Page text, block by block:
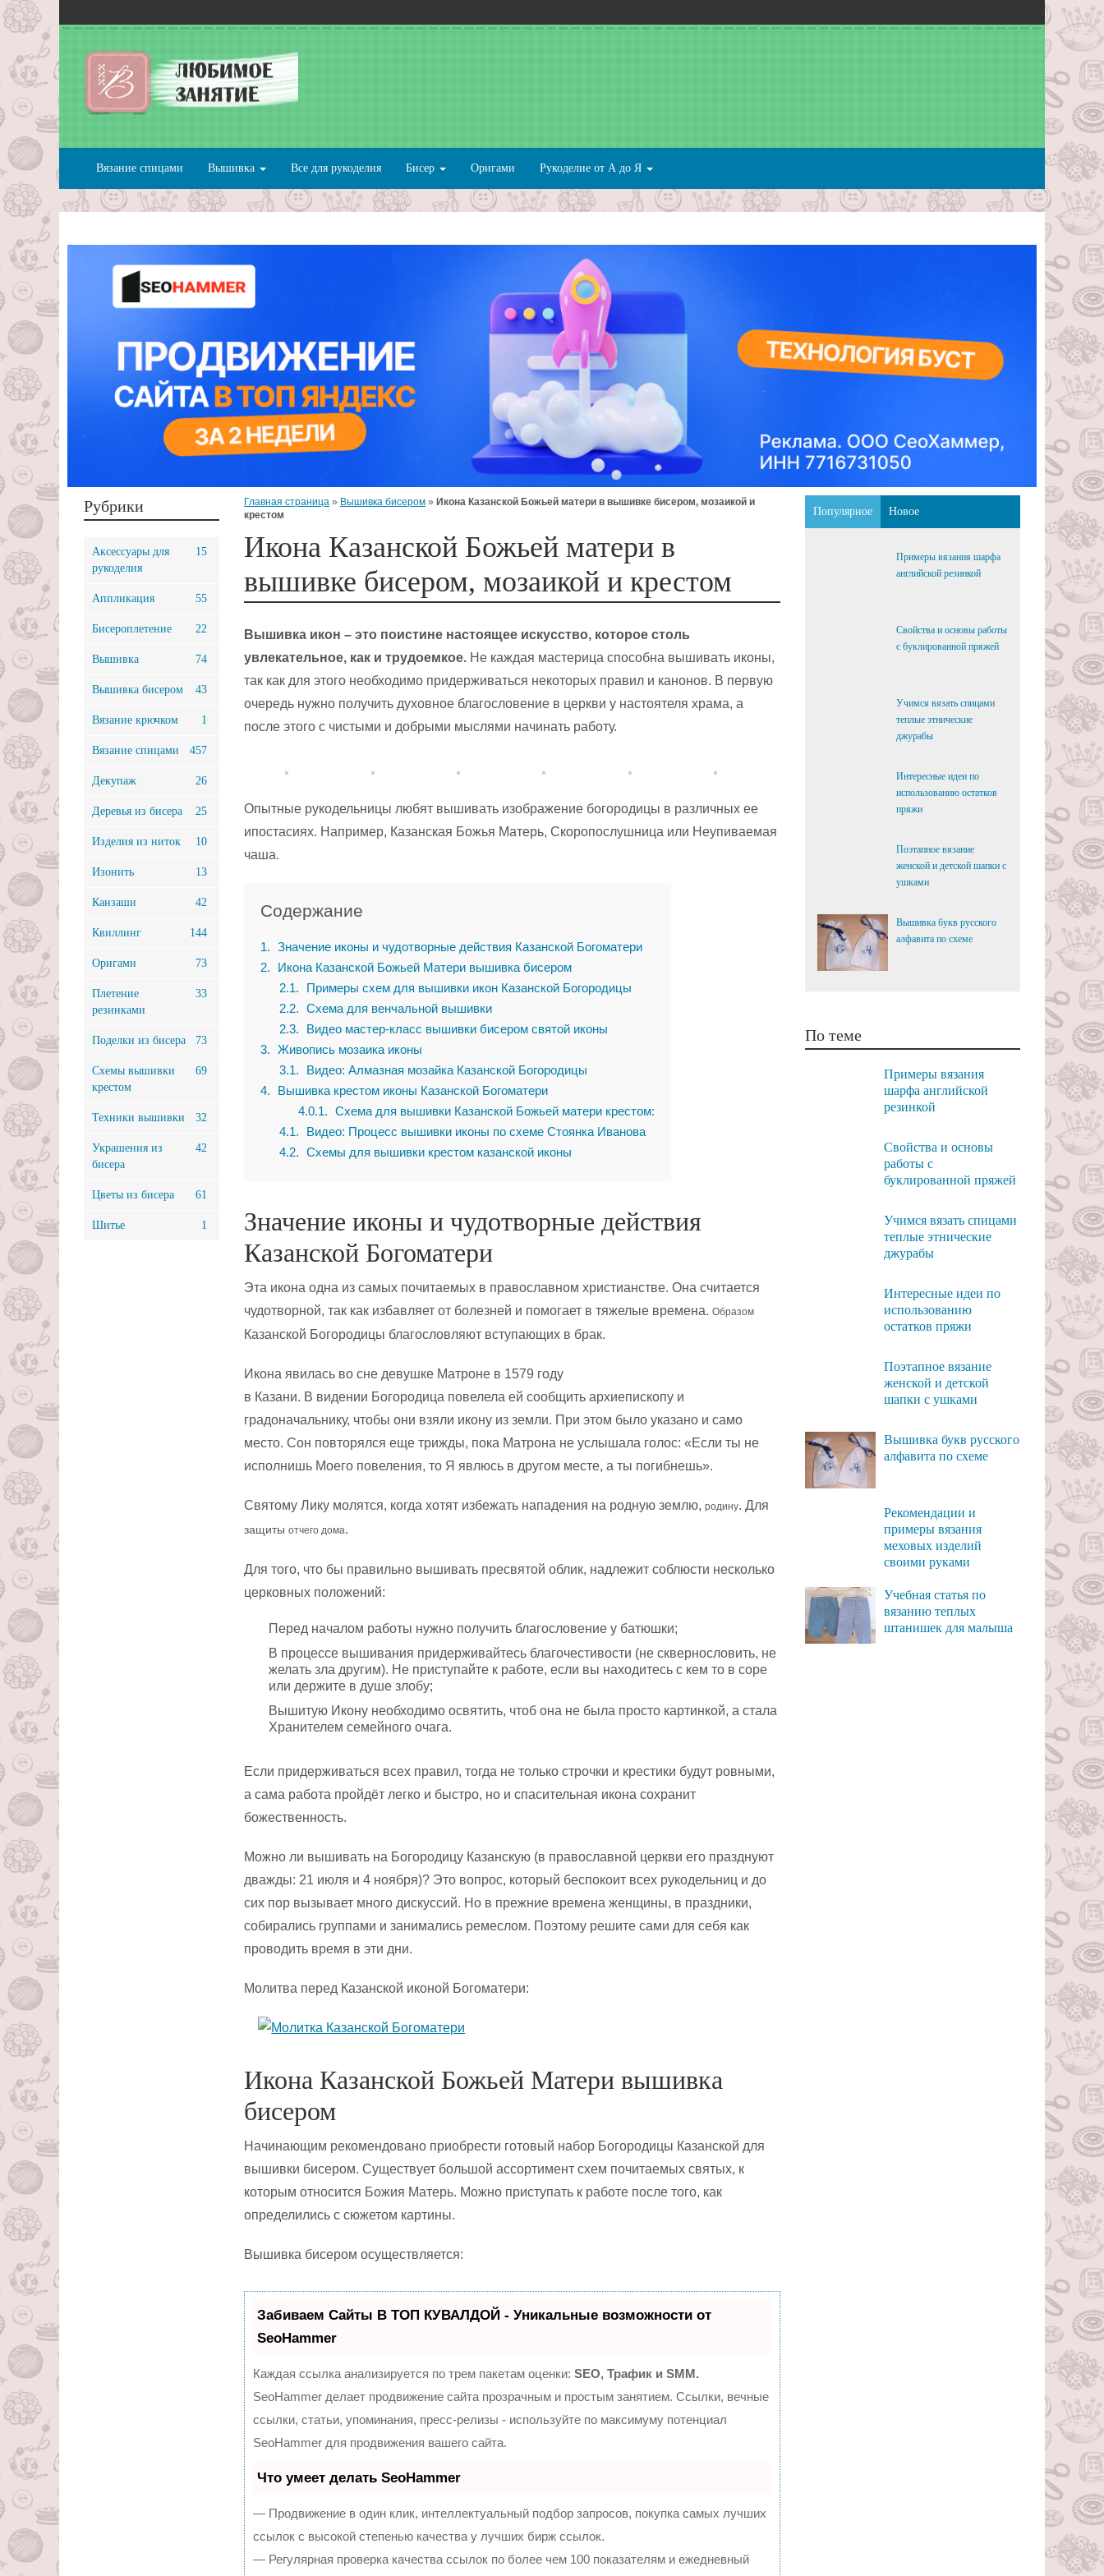
Вязание спицами Вышивка Все для рукоделия Бисер Оригами Рукоделие от А до Я
Главная страница » Вышивка бисером » Икона Казанской Божьей матери в вышивке бисером, мозаикой и
крестом
Икона Казанской Божьей матери в
вышивке бисером, мозаикой и крестом
Вышивка икон – это поистине настоящее искусство, которое столь
увлекательное, как и трудоемкое. Не каждая мастерица способна вышивать иконы,
так как для этого необходимо придерживаться некоторых правил и канонов. В первую
очередь нужно получить духовное благословение в церкви у настоятеля храма, а
после этого с чистыми и добрыми мыслями начинать работу.
Опытные рукодельницы любят вышивать изображение богородицы в различных ее
ипостасиях. Например, Казанская Божья Матерь, Скоропослушница или Неупиваемая
чаша.
Содержание
1
Значение иконы и чудотворные действия Казанской Богоматери
2
Икона Казанской Божьей Матери вышивка бисером
2.1
Примеры схем для вышивки икон Казанской Богородицы
2.2
Схема для венчальной вышивки
2.3
Видео мастер-класс вышивки бисером святой иконы
3
Живопись мозаика иконы
3.1
Видео: Алмазная мозайка Казанской Богородицы
4
Вышивка крестом иконы Казанской Богоматери
4.0.1
Схема для вышивки Казанской Божьей матери крестом:
4.1
Видео: Процесс вышивки иконы по схеме Стоянка Иванова
4.2
Схемы для вышивки крестом казанской иконы
Значение иконы и чудотворные действия
Казанской Богоматери
Эта икона одна из самых почитаемых в православном христианстве. Она считается
чудотворной, так как избавляет от болезней и помогает в тяжелые времена. Образом
Казанской Богородицы благословляют вступающих в брак.
Икона явилась во сне девушке Матроне в 1579 году
в Казани. В видении Богородица повелела ей сообщить архиепископу и
градоначальнику, чтобы они взяли икону из земли. При этом было указано и само
место. Сон повторялся еще трижды, пока Матрона не услышала голос: «Если ты не
исполнишь Моего повеления, то Я явлюсь в другом месте, а ты погибнешь».
Святому Лику молятся, когда хотят избежать нападения на родную землю, родину. Для
защиты отчего дома.
Для того, что бы правильно вышивать пресвятой облик, надлежит соблюсти несколько
церковных положений:
Перед началом работы нужно получить благословение у батюшки;
В процессе вышивания придерживайтесь благочестивости (не сквернословить, не
желать зла другим). Не приступайте к работе, если вы находитесь с кем то в соре
или держите в душе злобу;
Вышитую Икону необходимо освятить, чтоб она не была просто картинкой, а стала
Хранителем семейного очага.
Если придерживаться всех правил, тогда не только строчки и крестики будут ровными,
а сама работа пройдёт легко и быстро, но и спасительная икона сохранит
божественность.
Можно ли вышивать на Богородицу Казанскую (в православной церкви его празднуют
дважды: 21 июля и 4 ноября)? Это вопрос, который беспокоит всех рукодельниц и до
сих пор вызывает много дискуссий. Но в прежние времена женщины, в праздники,
собирались группами и занимались ремеслом. Поэтому решите сами для себя как
проводить время в эти дни.
Молитва перед Казанской иконой Богоматери:
Икона Казанской Божьей Матери вышивка
бисером
Начинающим рекомендовано приобрести готовый набор Богородицы Казанской для
вышивки бисером. Существует большой ассортимент схем почитаемых святых, к
которым относится Божия Матерь. Можно приступать к работе после того, как
определились с сюжетом картины.
Вышивка бисером осуществляется:
Забиваем Сайты В ТОП КУВАЛДОЙ - Уникальные возможности от
SeoHammer
Каждая ссылка анализируется по трем пакетам оценки: SEO, Трафик и SMM.
SeoHammer делает продвижение сайта прозрачным и простым занятием. Ссылки, вечные
ссылки, статьи, упоминания, пресс-релизы - используйте по максимуму потенциал
SeoHammer для продвижения вашего сайта.
Что умеет делать SeoHammer
— Продвижение в один клик, интеллектуальный подбор запросов, покупка самых лучших
ссылок с высокой степенью качества у лучших бирж ссылок.
— Регулярная проверка качества ссылок по более чем 100 показателям и ежедневный
Популярное Новое
Примеры вязания шарфа
английской резинкой
Свойства и основы работы
с буклированной пряжей
Учимся вязать спицами
теплые этнические
джурабы
Интересные идеи по
использованию остатков
пряжи
Поэтапное вязание
женской и детской шапки с
ушками
Вышивка букв русского
алфавита по схеме
По теме
Примеры вязания
шарфа английской
резинкой
Свойства и основы
работы с
буклированной пряжей
Учимся вязать спицами
теплые этнические
джурабы
Интересные идеи по
использованию
остатков пряжи
Поэтапное вязание
женской и детской
шапки с ушками
Вышивка букв русского
алфавита по схеме
Рекомендации и
примеры вязания
меховых изделий
своими руками
Учебная статья по
вязанию теплых
штанишек для малыша
Рубрики
Аксессуары для
рукоделия
15
Аппликация 55
Бисероплетение 22
Вышивка 74
Вышивка бисером 43
Вязание крючком 1
Вязание спицами 457
Декупаж 26
Деревья из бисера 25
Изделия из ниток 10
Изонить 13
Канзаши 42
Квиллинг 144
Оригами 73
Плетение
резинками
33
Поделки из бисера 73
Схемы вышивки
крестом
69
Техники вышивки 32
Украшения из
бисера
42
Цветы из бисера 61
Шитье 1